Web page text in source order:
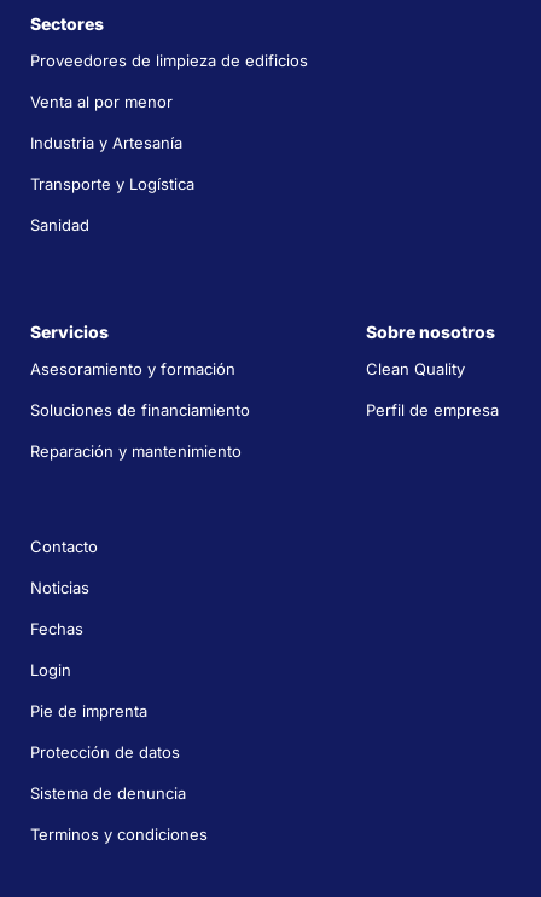
Sectores
Proveedores de limpieza de edificios
Venta al por menor
Industria y Artesanía
Transporte y Logística
Sanidad
Servicios
Asesoramiento y formación
Soluciones de financiamiento
Reparación y mantenimiento
Sobre nosotros
Clean Quality
Perfil de empresa
Contacto
Noticias
Fechas
Login
Pie de imprenta
Protección de datos
Sistema de denuncia
Terminos y condiciones